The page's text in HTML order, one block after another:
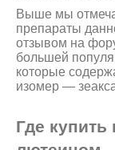
Выше мы
препараты
отзывом на
большей
которые
изомер —
Где купить